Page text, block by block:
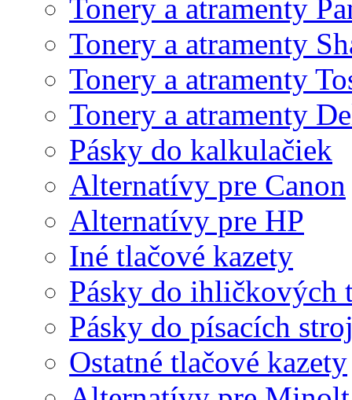
Tonery a atramenty
Tonery a atramenty
Tonery a atramenty
Tonery a atramenty
Pásky do kalkulačiek
Alternatívy pre Canon
Alternatívy pre HP
Iné tlačové kazety
Pásky do ihličkových
Pásky do písacích
Ostatné tlačové kazety